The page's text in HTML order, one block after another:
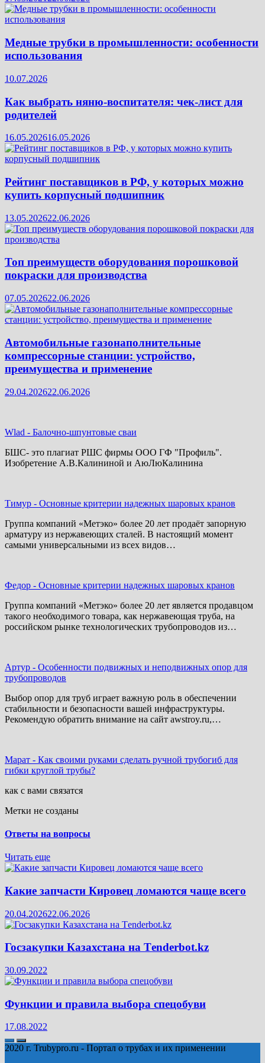
Медные трубки в промышленности: особенности
использования
10.07.2026
Как выбрать няню-воспитателя: чек‑лист для
родителей
16.05.202616.05.2026
Рейтинг поставщиков в РФ, у которых можно
купить корпусный подшипник
13.05.202622.06.2026
Топ преимуществ оборудования порошковой
покраски для производства
07.05.202622.06.2026
Автомобильные газонаполнительные
компрессорные станции: устройство,
преимущества и применение
29.04.202622.06.2026
Wlad - Балочно-шпунтовые сваи
БШС- это плагиат РШС фирмы ООО ГФ "Профиль".
Изобретение А.В.Калининой и АюЛюКалинина
Тимур - Основные критерии надежных шаровых кранов
Группа компаний «Метэко» более 20 лет продаёт запорную
арматуру из нержавеющих сталей. В настоящий момент
самыми универсальными из всех видов…
Федор - Основные критерии надежных шаровых кранов
Группа компаний «Метэко» более 20 лет является продавцом
такого необходимого товара, как нержавеющая труба, на
российском рынке технологических трубопроводов из…
Артур - Особенности подвижных и неподвижных опор для
трубопроводов
Выбор опор для труб играет важную роль в обеспечении
стабильности и безопасности вашей инфраструктуры.
Рекомендую обратить внимание на сайт awstroy.ru,…
Марат - Как своими руками сделать ручной трубогиб для
гибки круглой трубы?
как с вами связатся
Метки не созданы
Ответы на вопросы
Читать еще
Какие запчасти Кировец ломаются чаще всего
20.04.202622.06.2026
Госзакупки Казахстана на Тenderbot.kz
30.09.2022
Функции и правила выбора спецобуви
17.08.2022
2020 г. Trubypro.ru - Портал о трубах и их применении